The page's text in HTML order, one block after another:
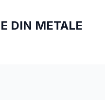
DIN METALE